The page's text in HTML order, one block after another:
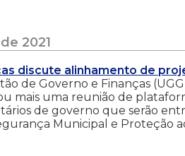
2021
discute alinhamento de
de Governo e Finanças
mais uma reunião de
de governo que serão
Municipal e Proteção